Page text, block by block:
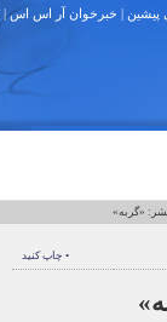
پیشین | خبرخوان آر اس اس|
«گربه»
• چاپ کنید